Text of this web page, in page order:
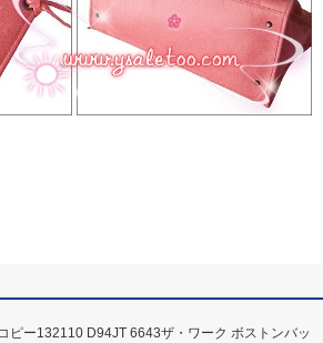
ピー132110 D94JT 6643ザ・ワーク ボストンバッ